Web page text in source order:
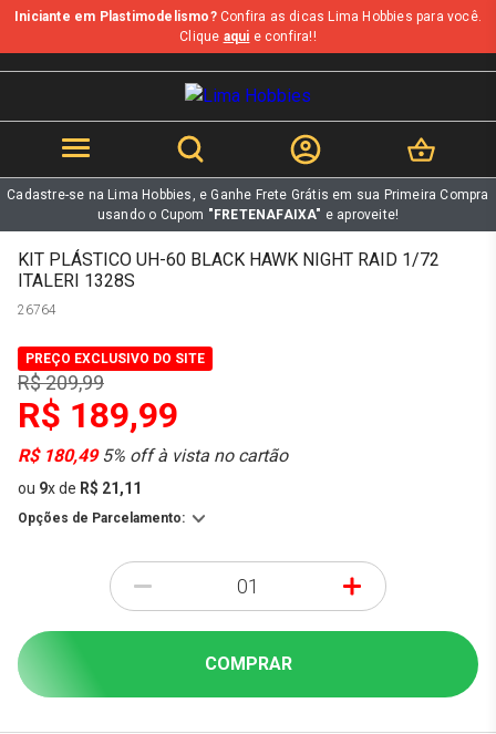
b
Iniciante em Plastimodelismo?Confira as dicas Lima Hobbies para você.
Clique aqui e confira!!
Cadastre-se na Lima Hobbies, e Ganhe Frete Grátis em sua Primeira Compra
usando o Cupom "FRETENAFAIXA" e aproveite!
KIT PLÁSTICO UH-60 BLACK HAWK NIGHT RAID 1/72
ITALERI 1328S
26764
PREÇO EXCLUSIVO DO SITE
R$ 209,99
R$ 189,99
R$ 180,495% off à vista no cartão
ou 9xde R$ 21,11
Opções de Parcelamento:
- +
COMPRAR